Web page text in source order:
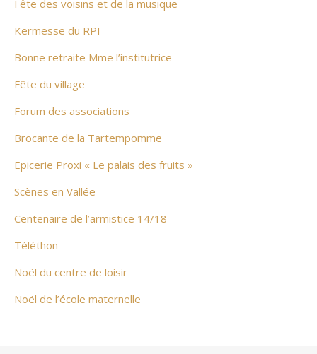
Fête des voisins et de la musique
Kermesse du RPI
Bonne retraite Mme l’institutrice
Fête du village
Forum des associations
Brocante de la Tartempomme
Epicerie Proxi « Le palais des fruits »
Scènes en Vallée
Centenaire de l’armistice 14/18
Téléthon
Noël du centre de loisir
Noël de l’école maternelle